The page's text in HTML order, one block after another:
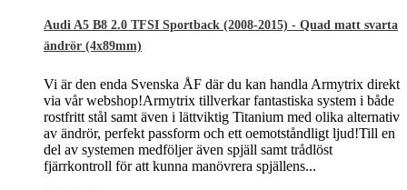
Audi A5 B8 2.0 TFSI Sportback (2008-2015) - Quad matt svarta
ändrör (4x89mm)
Vi är den enda Svenska ÅF där du kan handla Armytrix direkt
via vår webshop!Armytrix tillverkar fantastiska system i både
rostfritt stål samt även i lättviktig Titanium med olika alternativ
av ändrör, perfekt passform och ett oemotståndligt ljud!Till en
del av systemen medföljer även spjäll samt trådlöst
fjärrkontroll för att kunna manövrera spjällens...